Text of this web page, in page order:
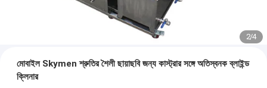
2/4
মোবাইল Skymen শ্রুতির শৈলী ছায়াছবি জন্য কাস্ট্রার সঙ্গে অতিস্বনক ব্লাইন্ড
ক্লিনার